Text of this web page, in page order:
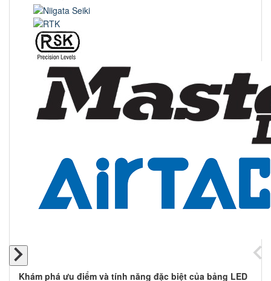
Khám phá ưu điểm và tính năng đặc biệt của bảng LED